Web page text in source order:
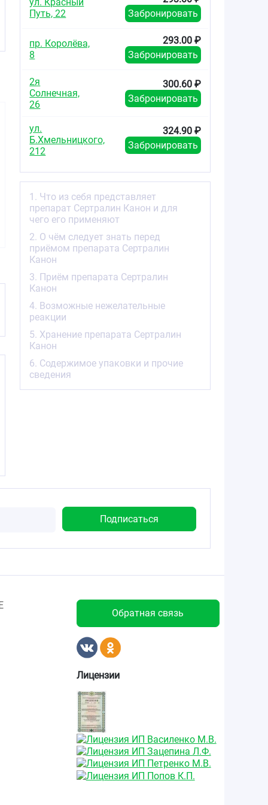
346.00
Золофт таблетки
покрытые
оболочкой 50мг
№28
177.10
Золофт таблетки
оболочкой 50мг
№14
Путь, 22
Забронировать
пр. Королёва,
8
293.00 ₽
Забронировать
2я
Солнечная,
26
300.60 ₽
Забронировать
ул.
Б.Хмельницкого,
212
324.90 ₽
Забронировать
1. Что из себя представляет
препарат Сертралин Канон и для
чего его применяют
2. О чём следует знать перед
приёмом препарата Сертралин
Канон
3. Приём препарата Сертралин
Канон
4. Возможные нежелательные
реакции
5. Хранение препарата Сертралин
Канон
6. Содержимое упаковки и прочие
сведения
Обратная связь
Лицензии